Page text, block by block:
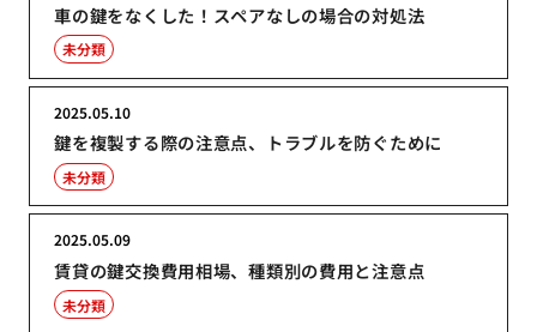
車の鍵をなくした！スペアなしの場合の対処法
未分類
鍵を複製する際の注意点、トラブルを防ぐために
2025.05.10
未分類
賃貸の鍵交換費用相場、種類別の費用と注意点
2025.05.09
未分類